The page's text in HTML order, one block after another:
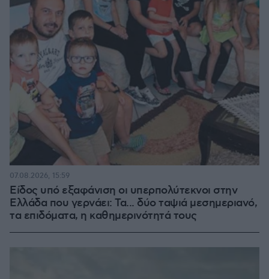
Είδος υπό εξαφάνιση οι υπερπολύτεκνοι στην
Ελλάδα που γερνάει: Τα... δύο ταψιά μεσημεριανό,
τα επιδόματα, η καθημερινότητά τους
07.08.2026, 15:59